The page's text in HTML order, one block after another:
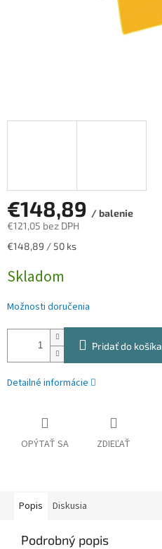
€148,89 / balenie
€121,05 bez DPH
Jednotková
€148,89 / 50 ks
Skladom
Možnosti doručenia
Pridať do košíka
Detailné informácie
OPÝTAŤ SA ZDIEĽAŤ
Popis Diskusia
Podrobný popis